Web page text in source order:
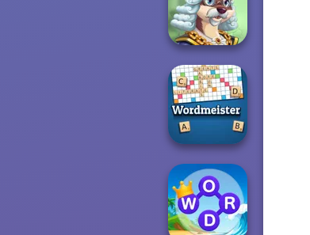
Words With Prof.
Wisely
Wordmeister